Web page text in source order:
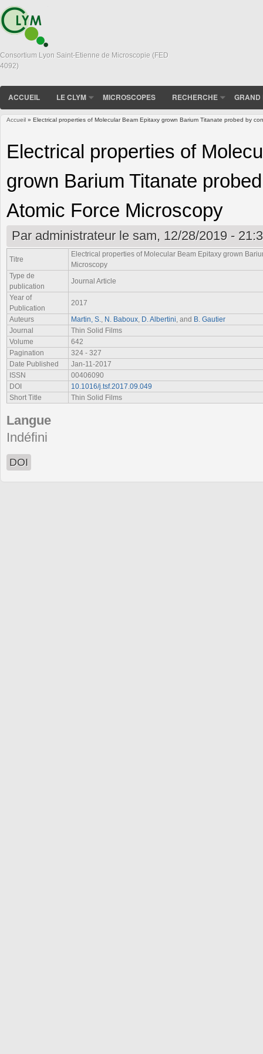
Consortium Lyon Saint-Etienne de Microscopie (FED
4092)
ACCUEIL LE CLYM MICROSCOPES RECHERCHE GRAND
Accueil » Electrical properties of Molecular Beam Epitaxy grown Barium Titanate probed by
Electrical properties of
grown Barium Titanate
Atomic Force Microscopy
Par administrateurle sam, 12/28/2019 -
Titre
Electrical properties of Molecular Beam Epitaxy grown
Microscopy
Type de
publication
Journal Article
Year of
Publication
2017
Auteurs
Martin, S. N. Baboux D. Albertini , and B. Gautier
Journal
Thin Solid Films
Volume
642
Pagination
324 - 327
Date Published
Jan-11-2017
ISSN
00406090
DOI
10.1016/j.tsf.2017.09.049
Short Title
Thin Solid Films
Langue
Indéfini
DOI